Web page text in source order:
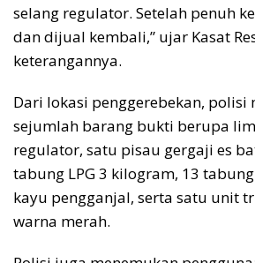
selang regulator. Setelah penuh
dan dijual kembali,” ujar Kasat
keterangannya.
Dari lokasi penggerebekan, polisi
sejumlah barang bukti berupa
regulator, satu pisau gergaji es
tabung LPG 3 kilogram, 13
kayu pengganjal, serta satu unit
warna merah.